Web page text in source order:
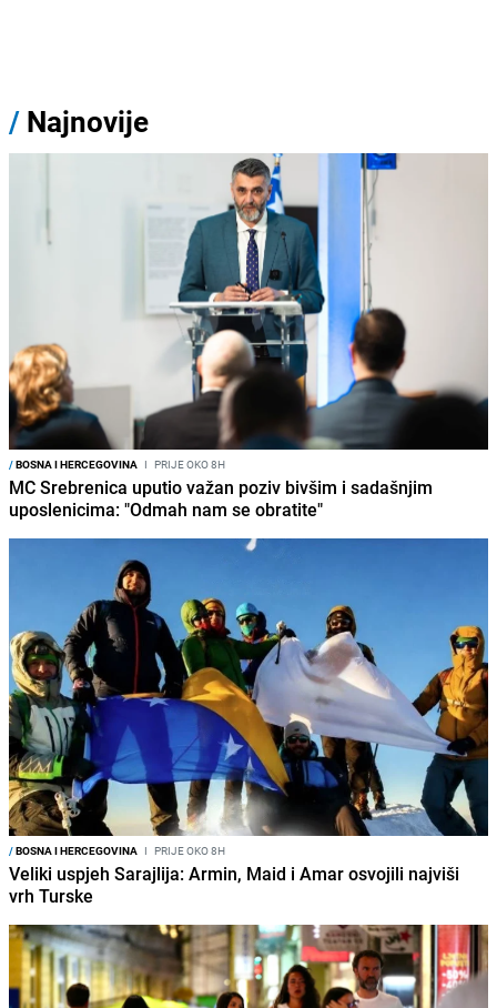
/ Najnovije
/BOSNA I HERCEGOVINA I PRIJE OKO 8H
MC Srebrenica uputio važan poziv bivšim i sadašnjim
uposlenicima: "Odmah nam se obratite"
/BOSNA I HERCEGOVINA I PRIJE OKO 8H
Veliki uspjeh Sarajlija: Armin, Maid i Amar osvojili najviši
vrh Turske